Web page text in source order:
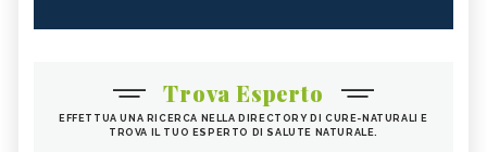
Trova Esperto
EFFETTUA UNA RICERCA NELLA DIRECTORY DI CURE-NATURALI E
TROVA IL TUO ESPERTO DI SALUTE NATURALE.